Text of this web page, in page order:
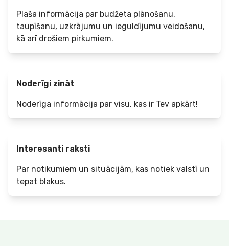
Plaša informācija par budžeta plānošanu,
taupīšanu, uzkrājumu un ieguldījumu veidošanu,
kā arī drošiem pirkumiem.
Noderīgi zināt
Noderīga informācija par visu, kas ir Tev apkārt!
Interesanti raksti
Par notikumiem un situācijām, kas notiek valstī un
tepat blakus.